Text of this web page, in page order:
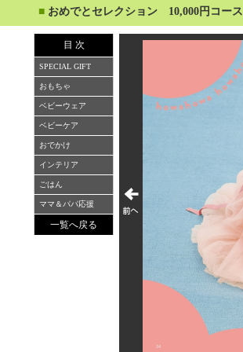
■ おめでとセレクション 10,000円コース
目 次
SPECIAL GIFT
おもちゃ
ベビーウェア
ベビーケア
おでかけ
インテリア
ごはん
ママ＆パパ応援
一覧へ戻る